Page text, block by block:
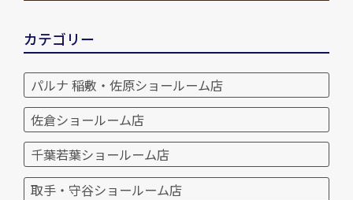
カテゴリー
パルナ 稲敷・佐原ショールーム店
佐倉ショールーム店
千葉若葉ショールーム店
取手・守谷ショールーム店